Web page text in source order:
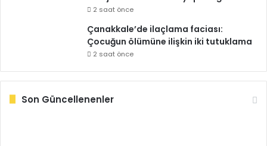
2 saat önce
Çanakkale’de ilaçlama faciası:
Çocuğun ölümüne ilişkin iki tutuklama
2 saat önce
Son Güncellenenler